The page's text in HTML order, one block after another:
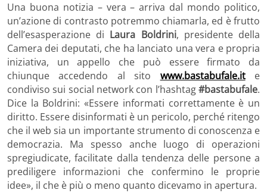
Una buona notizia – vera – arriva dal mondo politico,
un’azione di contrasto potremmo chiamarla, ed è frutto
dell’esasperazione di Laura Boldrini, presidente della
Camera dei deputati, che ha lanciato una vera e propria
iniziativa, un appello che può essere firmato da
chiunque accedendo al sito
www.bastabufale.it
e
condiviso sui social network con l’hashtag#bastabufale.
Dice la Boldrini: «Essere informati correttamente è un
diritto. Essere disinformati è un pericolo, perché ritengo
che il web sia un importante strumento di conoscenza e
democrazia. Ma spesso anche luogo di operazioni
spregiudicate, facilitate dalla tendenza delle persone a
prediligere informazioni che confermino le proprie
idee», il che è più o meno quanto dicevamo in apertura.